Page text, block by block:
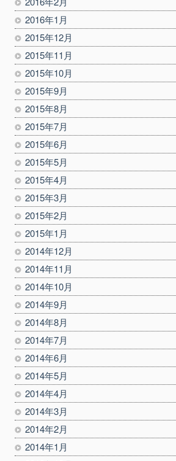
2016年1月
2015年12月
2015年11月
2015年10月
2015年9月
2015年8月
2015年7月
2015年6月
2015年5月
2015年4月
2015年3月
2015年2月
2015年1月
2014年12月
2014年11月
2014年10月
2014年9月
2014年8月
2014年7月
2014年6月
2014年5月
2014年4月
2014年3月
2014年2月
2014年1月